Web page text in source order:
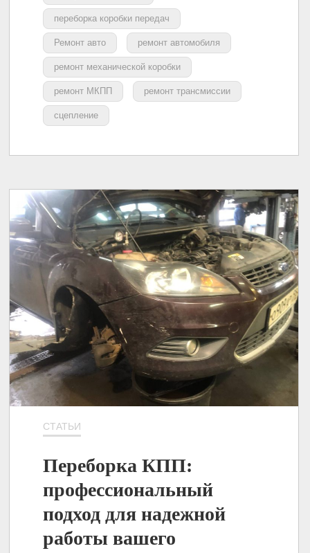
переборка коробки передач
Ремонт авто ремонт автомобиля
ремонт механической коробки
ремонт МКПП ремонт трансмиссии
сцепление
СТАТЬИ
Переборка КПП:
профессиональный
подход для надежной
работы вашего